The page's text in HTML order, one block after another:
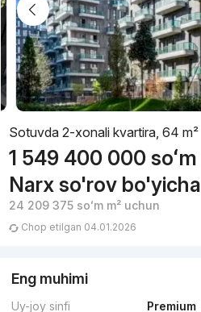
Sotuvda 2-xonali kvartira, 64 m²
1 549 400 000 soʻm
Narx so'rov bo'yicha
24 209 375 soʻmm² uchun
Chop etilgan 04.01.2026
Eng muhimi
Uy-joy sinfi
Premium